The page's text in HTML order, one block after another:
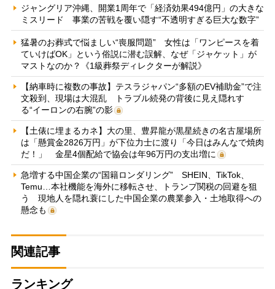
ジャングリア沖縄、開業1周年で「経済効果494億円」の大きな
ミスリード 事業の苦戦を覆い隠す“不透明すぎる巨大な数字”
猛暑のお葬式で悩ましい“喪服問題” 女性は「ワンピースを着
ていけばOK」という俗説に潜む誤解、なぜ「ジャケット」が
マストなのか？《1級葬祭ディレクターが解説》
【納車時に複数の事故】テスラジャパン“多額のEV補助金”で注
文殺到、現場は大混乱 トラブル続発の背後に見え隠れす
る“イーロンの右腕”の影
【土俵に埋まるカネ】大の里、豊昇龍が黒星続きの名古屋場所
は「懸賞金2826万円」が下位力士に渡り「今日はみんなで焼肉
だ！」 金星4個配給で協会は年96万円の支出増に
急増する中国企業の“国籍ロンダリング” SHEIN、TikTok、
Temu…本社機能を海外に移転させ、トランプ関税の回避を狙
う 現地人を隠れ蓑にした中国企業の農業参入・土地取得への
懸念も
関連記事
ランキング